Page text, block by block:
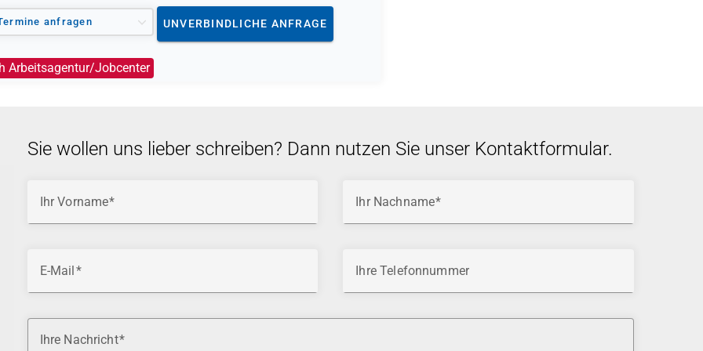
anfragen UNVERBINDLICHE ANFRAGE
Arbeitsagentur/Jobcenter
Sie wollen uns lieber schreiben? Dann nutzen Sie unser Kontaktformular.
Ihr Vorname Ihr Nachname
E-Mail Ihre Telefonnummer
Ihre Nachricht